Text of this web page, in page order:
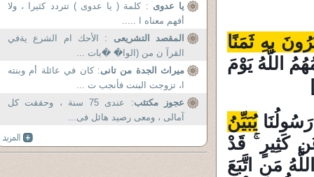
بِهِ ثَمَنًا
اللَّهُ يَوْمَ
يُبَيِّنُ
كَثِيرٍ ۚ قَدْ
اللَّهُ مَنِ اتَّبَعَ
يا عدوى : كلمة ( يا عدوى ) تتردد كثيرا ، ولا
أفهم معناه ا .....
المقصد التشريعى : الأحك ام الشرع يةفي
القرآ ن من (الوا� �بات ...
ميراث الجدة من تانى: كان في عائلة أم وبنته
ا، تزوجت البنت فأنجب ت ...
عجوز مكتئب
: عندى 75 سنة ، وحققت كل
آمالى ، ومعى رصيد هائل فى...